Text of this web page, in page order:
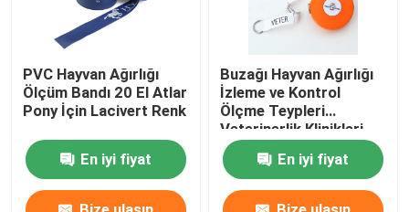
PVC Hayvan Ağırlığı
Ölçüm Bandı 20 El Atlar
Pony İçin Lacivert Renk
En iyi fiyat
Buzağı Hayvan Ağırlığı
İzleme ve Kontrol
Ölçme Teypleri
Veterinerlik Klinikleri
İçin İngilizce ve
Fransızca Ağırlık
Ölçeği
En iyi fiyat